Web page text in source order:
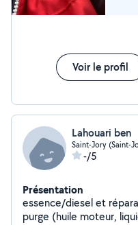
Voir le profil
Lahouari ben
Saint-Jory (Saint-
-/5
Présentation
essence/diesel et réparations
purge (huile moteur,